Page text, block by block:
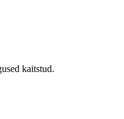
kaitstud.